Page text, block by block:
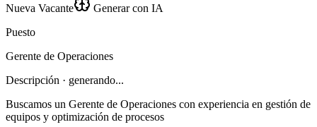
RRHH
María García
Nueva Vacante
Generar con IA
Puesto
Gerente de Operaciones
Descripción · generando...
Buscamos un Gerente de Operaciones con experiencia en gestión de
equipos y optimización de procesos